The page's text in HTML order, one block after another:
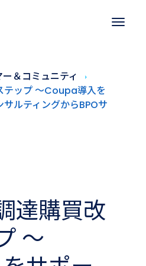
＆コミュニティ
テップ 〜Coupa導入を
ルティングからBPOサ
達購買改
〜